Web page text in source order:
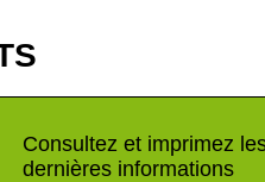
Consultez et imprimez
dernières informations